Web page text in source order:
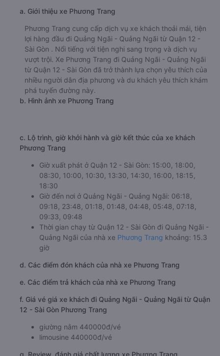
a. Giới thiệu xe Phương Trang
Phương Trang cung cấp dịch vụ xe khách thoải mái, tiện
lợi hàng đầu đi Quảng Ngãi - Quảng Ngãi từ Quận 12 -
Sài Gòn . Nổi tiếng với tiện nghi sang trọng và dịch vụ
vượt trội. Xe Phương Trang đi Quảng Ngãi - Quảng Ngãi
từ Quận 12 - Sài Gòn đã trở thành lựa chọn yêu thích của
nhiều người dân địa phương và du khách yêu thích khám
phá tuyến đường này.
b. Hình ảnh xe Phương Trang
c. Lộ trình, giờ khởi hành và giờ kết thúc của xe khách
Phương Trang
Giờ xuất phát ở Quận 12 - Sài Gòn: 15:00, 18:00,
08:30, 10:00, 10:30, 13:30, 14:30, 16:00, 18:15,
18:30
Giờ đến nơi ở Quảng Ngãi - Quảng Ngãi: 06:18,
09:18, 23:48, 01:18, 01:48, 04:48, 05:48, 07:18,
09:33, 09:48
Thời gian chạy từ Quận 12 - Sài Gòn đi Quảng Ngãi -
Quảng Ngãi của nhà xe Phương Trang khoảng: 15.3
giờ
d. Các điểm đón khách của nhà xe Phương Trang
e. Các điểm trả khách của nhà xe Phương Trang
f. Giá vé giá xe khách đi Quảng Ngãi - Quảng Ngãi từ Quận
12 - Sài Gòn Phương Trang
giường nằm 440000đ/vé
limousine 440000đ/vé
g. Review, đánh giá chất lượng xe Phương Trang